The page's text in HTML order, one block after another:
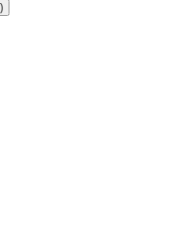
)